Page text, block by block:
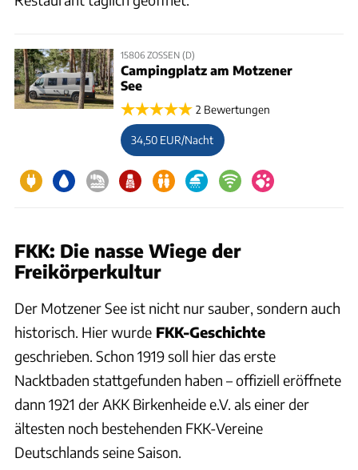
15806 ZOSSEN (D)
Campingplatz am Motzener
See
2 Bewertungen
34,50 EUR/Nacht
FKK: Die nasse Wiege der
Freikörperkultur
Der Motzener See ist nicht nur sauber, sondern auch
historisch. Hier wurde FKK-Geschichte
geschrieben. Schon 1919 soll hier das erste
Nacktbaden stattgefunden haben – offiziell eröffnete
dann 1921 der AKK Birkenheide e.V. als einer der
ältesten noch bestehenden FKK-Vereine
Deutschlands seine Saison.